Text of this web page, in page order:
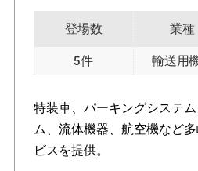
登場数
5件
業種
輸送用
特装車、パーキングシステ
ム、流体機器、航空機など
ビスを提供。